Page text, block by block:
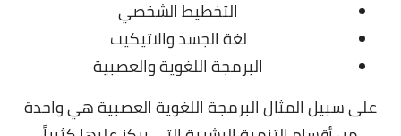
التخطيط الشخصي
لغة الجسد والاتيكيت
البرمجة اللغوية والعصبية
على سبيل المثال البرمجة اللغوية العصبية هي واحدة